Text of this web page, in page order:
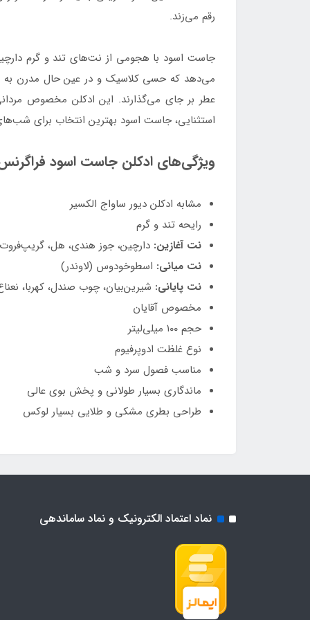
رقم می‌زند.
جاست اسود با هجومی از نت‌های تند و گرم
می‌دهد که حسی کلاسیک و در عین حال مدرن به آن
عطر بر جای می‌گذارند. این ادکلن مخصوص
استثنایی، جاست اسود بهترین انتخاب برای
ویژگی‌های ادکلن جاست اسود
مشابه ادکلن دیور ساواج الکسیر
رایحه تند و گرم
نت آغازین: دارچین، جوز هندی، هل، گریپ‌فروت
نت میانی: اسطوخودوس (لاوندر)
نت پایانی: شیرین‌بیان، چوب صندل، کهربا،
مخصوص آقایان
حجم ۱۰۰ میلی‌لیتر
نوع غلظت ادوپرفیوم
مناسب فصول سرد و شب
ماندگاری بسیار طولانی و پخش بوی عالی
طراحی بطری مشکی و طلایی بسیار لوکس
نماد اعتماد الکترونیک و نماد ساماندهی